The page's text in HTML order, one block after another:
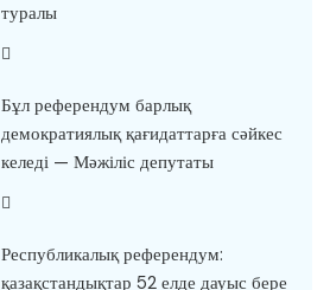
туралы
Бұл референдум барлық
демократиялық қағидаттарға сәйкес
келеді — Мәжіліс депутаты
Республикалық референдум:
қазақстандықтар 52 елде дауыс бере